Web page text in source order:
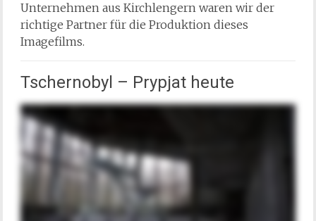
Unternehmen aus Kirchlengern waren wir der
richtige Partner für die Produktion dieses
Imagefilms.
Tschernobyl – Prypjat heute